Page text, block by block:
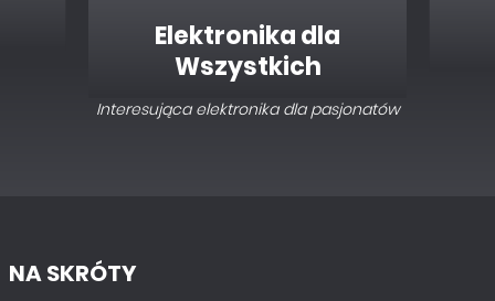
Elektronika dla
Wszystkich
Interesująca elektronika dla pasjonatów
NA SKRÓTY